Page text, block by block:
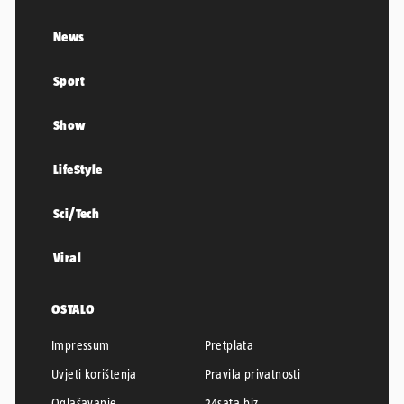
News
Sport
Show
LifeStyle
Sci/Tech
Viral
OSTALO
Impressum
Pretplata
Uvjeti korištenja
Pravila privatnosti